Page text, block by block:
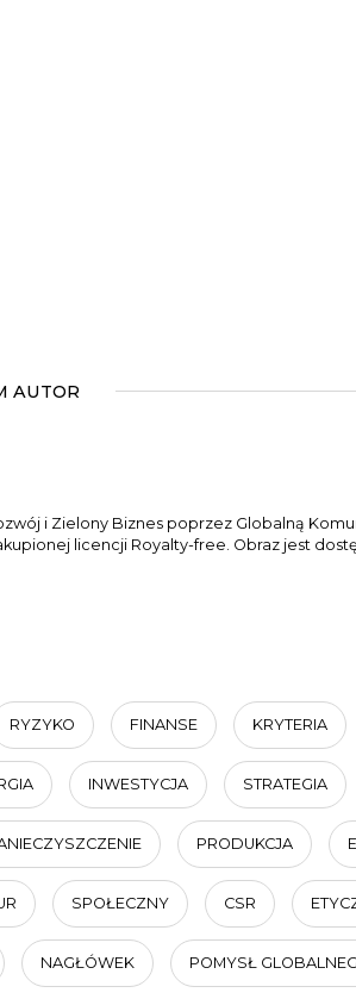
AUTOR
i Zielony Biznes poprzez Globalną
licencji Royalty-free. Obraz jest
RYZYKO FINANSE KRYTERIA
INWESTYCJA STRATEGIA
PRODUKCJA
SPOŁECZNY CSR
NAGŁÓWEK POMYSŁ